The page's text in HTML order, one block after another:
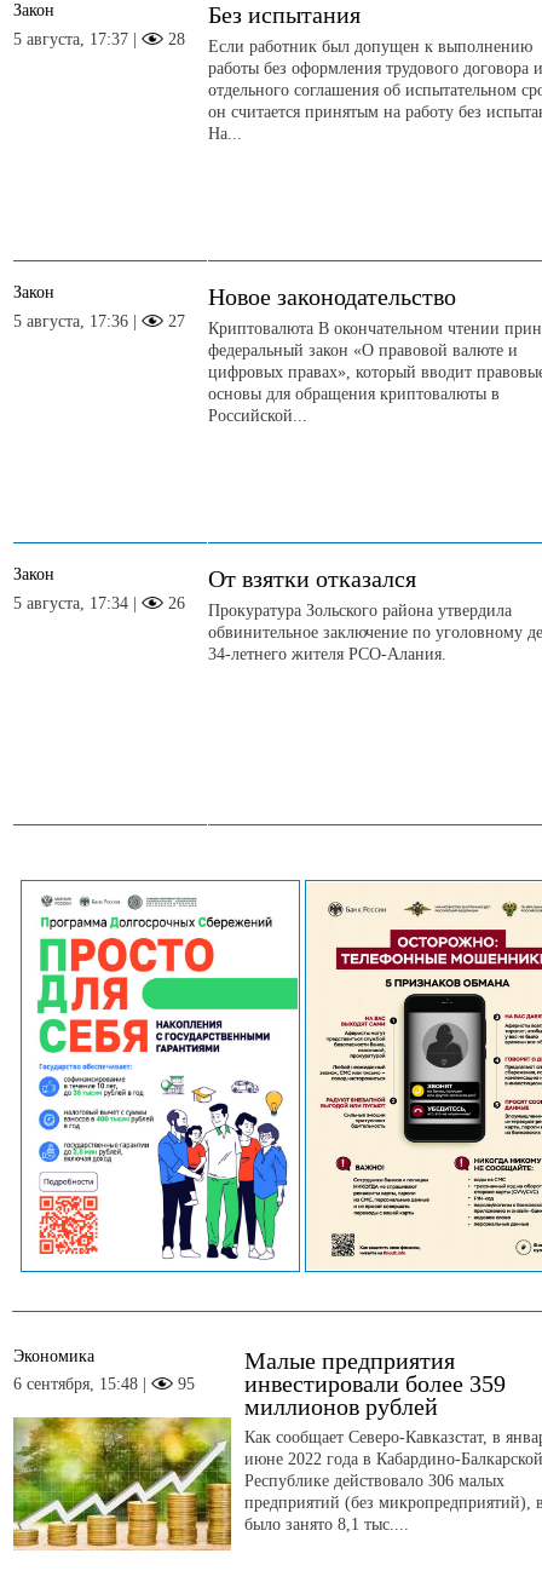
Закон
5 августа, 17:37 |
28
Без испытания
Если работник был допущен к выполнению
работы без оформления трудового договора и
отдельного соглашения об испытательном
он считается принятым на работу без
На...
Закон
5 августа, 17:36 |
27
Новое законодательство
Криптовалюта В окончательном чтении
федеральный закон «О правовой валюте и
цифровых правах», который вводит
основы для обращения криптовалюты в
Российской...
Закон
5 августа, 17:34 |
26
От взятки отказался
Прокуратура Зольского района утвердила
обвинительное заключение по уголовному
34-летнего жителя РСО-Алания.
Экономика
6 сентября, 15:48 |
95
Малые предприятия
инвестировали более 359
миллионов рублей
Как сообщает Северо-Кавказстат, в
июне 2022 года в Кабардино-Балкарской
Республике действовало 306 малых
предприятий (без микропредприятий),
было занято 8,1 тыс....